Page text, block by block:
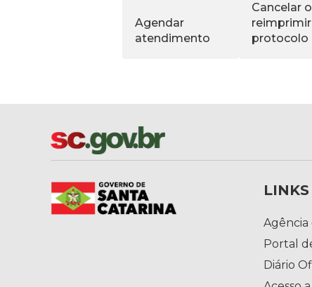
Agendar
atendimento
Cancelar
reimprimir
protocolo
Agência
Portal
Diário